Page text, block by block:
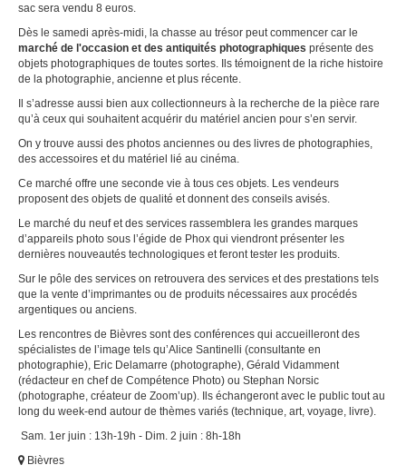
sac sera vendu 8 euros.
Dès le samedi après-midi, la chasse au trésor peut commencer car le
marché de l'occasion et des antiquités photographiques présente des
objets photographiques de toutes sortes. Ils témoignent de la riche histoire
de la photographie, ancienne et plus récente.
Il s’adresse aussi bien aux collectionneurs à la recherche de la pièce rare
qu’à ceux qui souhaitent acquérir du matériel ancien pour s’en servir.
On y trouve aussi des photos anciennes ou des livres de photographies,
des accessoires et du matériel lié au cinéma.
Ce marché offre une seconde vie à tous ces objets. Les vendeurs
proposent des objets de qualité et donnent des conseils avisés.
Le marché du neuf et des services rassemblera les grandes marques
d’appareils photo sous l’égide de Phox qui viendront présenter les
dernières nouveautés technologiques et feront tester les produits.
Sur le pôle des services on retrouvera des services et des prestations tels
que la vente d’imprimantes ou de produits nécessaires aux procédés
argentiques ou anciens.
Les rencontres de Bièvres sont des conférences qui accueilleront des
spécialistes de l’image tels qu’Alice Santinelli (consultante en
photographie), Eric Delamarre (photographe), Gérald Vidamment
(rédacteur en chef de Compétence Photo) ou Stephan Norsic
(photographe, créateur de Zoom’up). Ils échangeront avec le public tout au
long du week-end autour de thèmes variés (technique, art, voyage, livre).
Sam. 1er juin : 13h-19h - Dim. 2 juin : 8h-18h
Bièvres